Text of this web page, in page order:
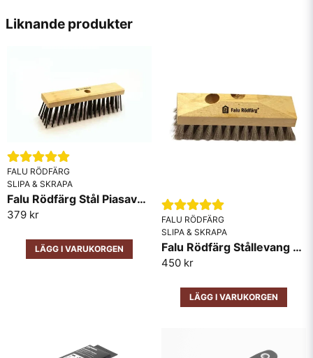
Liknande produkter
FALU RÖDFÄRG
SLIPA & SKRAPA
Falu Rödfärg Stål Piasava 300mm
379 kr
LÄGG I VARUKORGEN
FALU RÖDFÄRG
SLIPA & SKRAPA
Falu Rödfärg Stållevang Rostfri 200mm
450 kr
LÄGG I VARUKORGEN
Namn
Ja, ni får publicera min fråga
Skicka fråga